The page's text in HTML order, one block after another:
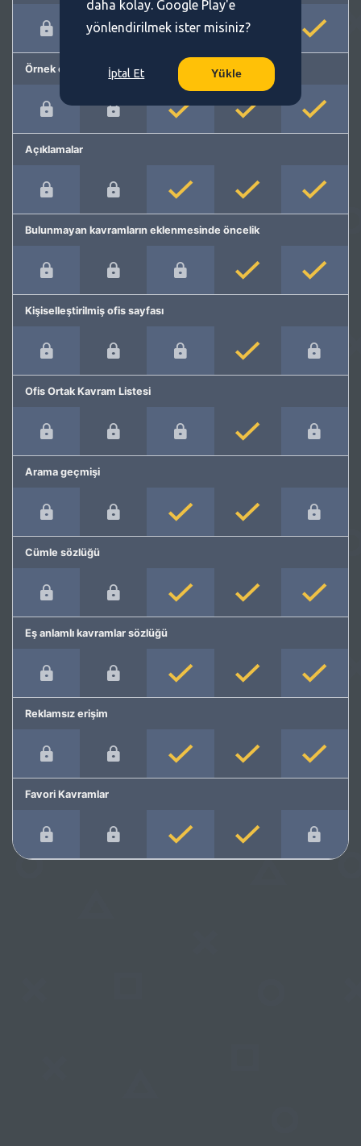
Örnek cümleler
Açıklamalar
Bulunmayan kavramların eklenmesinde öncelik
Kişiselleştirilmiş ofis sayfası
Ofis Ortak Kavram Listesi
Arama geçmişi
Cümle sözlüğü
Eş anlamlı kavramlar sözlüğü
Reklamsız erişim
Favori Kavramlar
daha kolay. Google Play'e
yönlendirilmek ister misiniz?
İptal Et Yükle